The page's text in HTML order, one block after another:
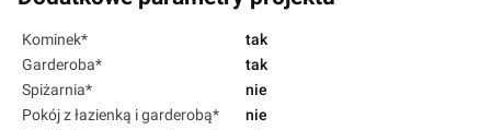
Kominek*
tak
Garderoba*
tak
Spiżarnia*
nie
Pokój z łazienką i garderobą*
nie